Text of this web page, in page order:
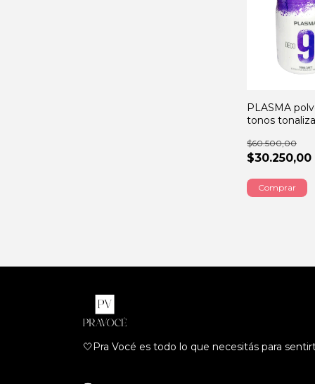
PLASMA
tonos
$30.250,00
$60.500,00
🤍Pra Vocé es todo lo que necesitás para